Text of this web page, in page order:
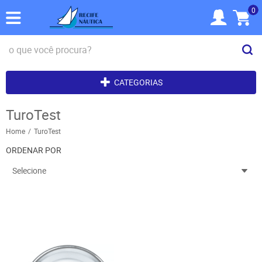
0
CATEGORIAS
TuroTest
Home TuroTest
ORDENAR POR
Selecione